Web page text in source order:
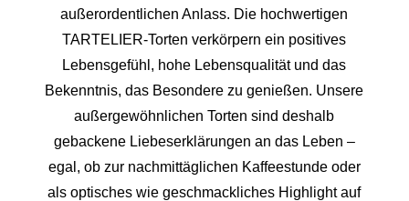
außerordentlichen Anlass. Die hochwertigen
TARTELIER-Torten verkörpern ein positives
Lebensgefühl, hohe Lebensqualität und das
Bekenntnis, das Besondere zu genießen. Unsere
außergewöhnlichen Torten sind deshalb
gebackene Liebeserklärungen an das Leben –
egal, ob zur nachmittäglichen Kaffeestunde oder
als optisches wie geschmackliches Highlight auf